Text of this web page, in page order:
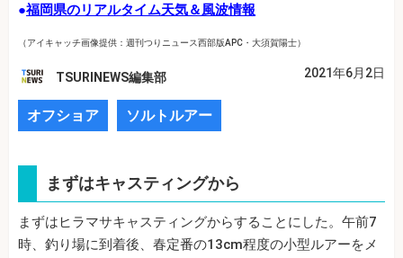
●福岡県のリアルタイム天気＆風波情報
（アイキャッチ画像提供：週刊つりニュース西部版APC・大須賀陽士）
TSURINEWS編集部 2021年6月2日
オフショア ソルトルアー
まずはキャスティングから
まずはヒラマサキャスティングからすることにした。午前7
時、釣り場に到着後、春定番の13cm程度の小型ルアーをメ